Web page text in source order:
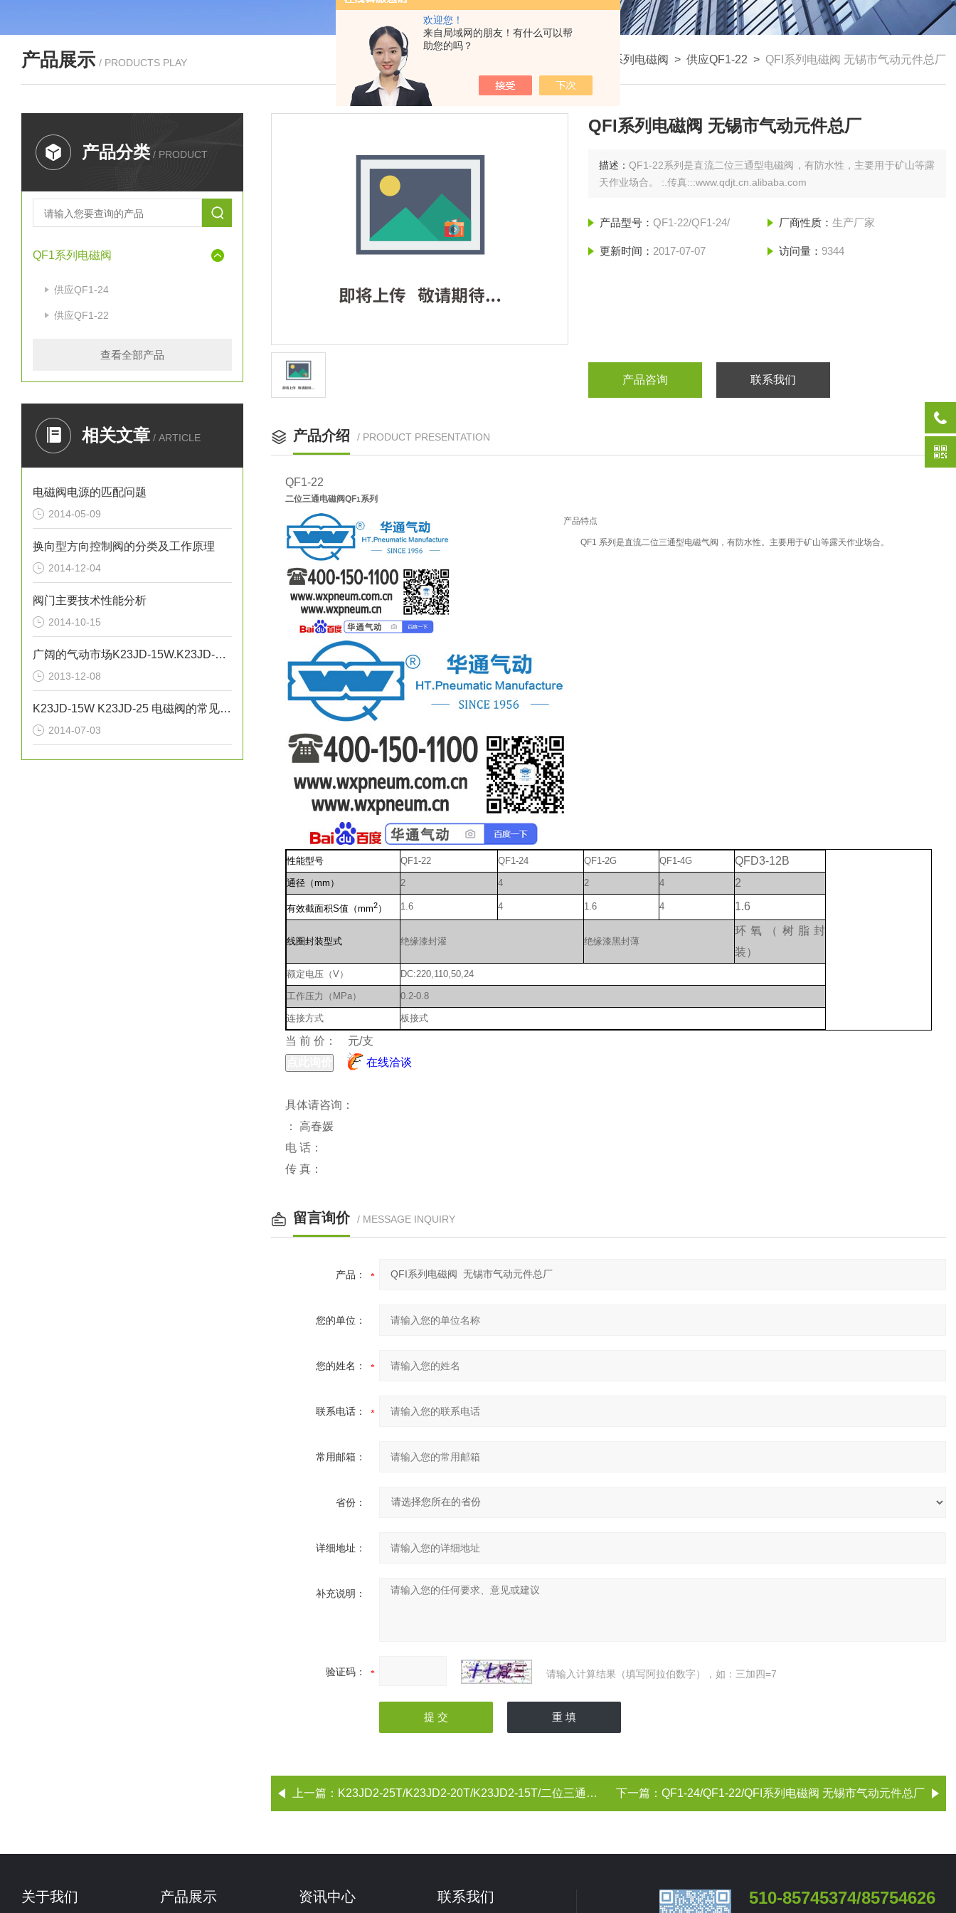
欢迎您！
来自局域网的朋友！有什么可以帮
助您的吗？
产品展示 / PRODUCTS PLAY QF1系列电磁阀 > 供应QF1-22 > QFI系列电磁阀 无锡市气动元件总厂
产品分类 / PRODUCT
QF1系列电磁阀
供应QF1-24
供应QF1-22
查看全部产品
相关文章 / ARTICLE
电磁阀电源的匹配问题
2014-05-09
换向型方向控制阀的分类及工作原理
2014-12-04
阀门主要技术性能分析
2014-10-15
广阔的气动市场K23JD-15W.K23JD-25W.K23JSD-L15
2013-12-08
K23JD-15W K23JD-25 电磁阀的常见故障及问题
2014-07-03
QFI系列电磁阀 无锡市气动元件总厂
描述：QF1-22系列是直流二位三通型电磁阀，有防水性，主要用于矿山等露
天作业场合。 :.传真:::www.qdjt.cn.alibaba.com
产品型号：QF1-22/QF1-24/ 厂商性质： 生产厂家
更新时间： 2017-07-07 访问量： 9344
产品咨询 联系我们
产品介绍 / PRODUCT PRESENTATION
QF1-22
二位三通电磁阀QF1系列
产品特点
QF1 系列是直流二位三通型电磁气阀，有防水性。主要用于矿山等露天作业场合。
性能型号 QF1-22 QF1-24 QF1-2G QF1-4G QFD3-12B
通径（mm） 2 4 2 4 2
有效截面积S值（mm2） 1.6 4 1.6 4 1.6
线圈封装型式 绝缘漆封灌 绝缘漆黑封薄
环氧（树脂封
装）
额定电压（V） DC:220,110,50,24
工作压力（MPa） 0.2-0.8
连接方式 板接式
当 前 价：
元/支
在线洽谈
具体请咨询：
： 高春媛
电 话：
传 真：
留言询价 / MESSAGE INQUIRY
产品：
您的单位：
您的姓名：
联系电话：
常用邮箱：
省份：
详细地址：
补充说明：
验证码： 请输入计算结果（填写阿拉伯数字），如：三加四=7
上一篇： K23JD2-25T/K23JD2-20T/K23JD2-15T/二位三通截止式换向阀（板式） 无锡市气动元件总厂 下一篇： QF1-24/QF1-22/QFI系列电磁阀 无锡市气动元件总厂
关于我们 产品展示 资讯中心 联系我们 510-85745374/85754626